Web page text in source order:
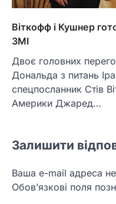
Віткофф і Кушнер
ЗМІ
Двоє головних
Дональда з питань
спецпосланник Стів
Америки Джаред…
Залишити
Ваша e-mail адреса
Обов’язкові поля